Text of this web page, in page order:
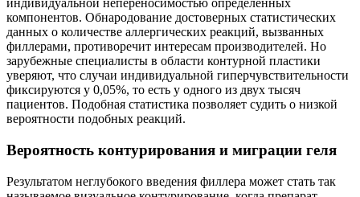
индивидуальной непереносимостью определенных
компонентов. Обнародование достоверных статистических
данных о количестве аллергических реакций, вызванных
филлерами, противоречит интересам производителей. Но
зарубежные специалисты в области контурной пластики
уверяют, что случаи индивидуальной гиперчувствительности
фиксируются у 0,05%, то есть у одного из двух тысяч
пациентов. Подобная статистика позволяет судить о низкой
вероятности подобных реакций.
Вероятность контурирования и миграции геля
Результатом неглубокого введения филлера может стать так